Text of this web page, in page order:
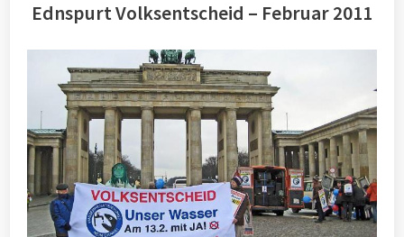
Ednspurt Volksentscheid – Februar 2011